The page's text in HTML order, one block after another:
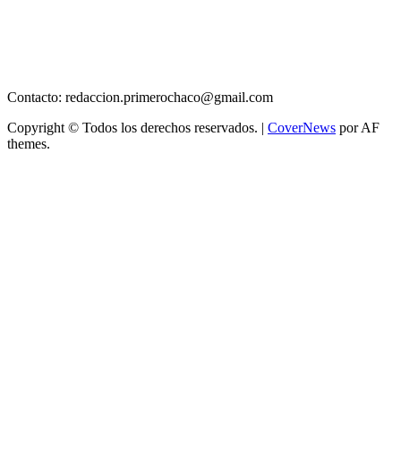
Contacto: redaccion.primerochaco@gmail.com
Copyright © Todos los derechos reservados. | CoverNews por AF
themes.